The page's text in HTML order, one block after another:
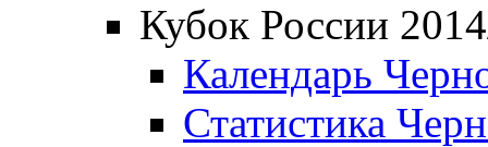
Кубок России
Календарь
Статистика